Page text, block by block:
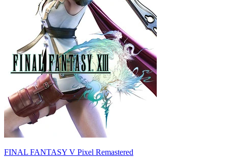
FINAL FANTASY V Pixel Remastered